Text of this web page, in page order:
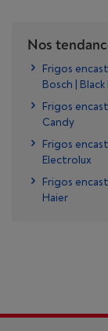
Nos
Frigos
Bosch |
Frigos
Candy
Frigos
Electrolux
Frigos
Haier